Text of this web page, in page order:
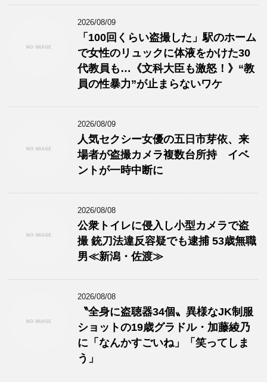
2026/08/09
「100回くらい盗撮した」駅のホーム
で女性のリュックに体液をかけた30
代教員も…《文科大臣も激怒！》“教
員の性暴力”が止まらないワケ
2026/08/09
人気セクシー女優の五日市芽依、来
場者が盗撮カメラ複数台所持 イベ
ントが一時中断に
2026/08/08
公衆トイレに侵入し小型カメラで盗
撮 銃刀法違反容疑でも逮捕 53歳無職
男≪新潟・佐渡≫
2026/08/08
〝全身に盗聴器34個〟異様なJK制服
ショットの19歳グラドル・加藤綾乃
に「なんかすごいね」「笑ってしま
う」